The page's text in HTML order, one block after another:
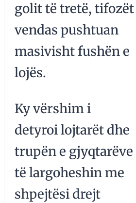
golit të tretë, tifozët
vendas pushtuan
masivisht fushën e
lojës.
Ky vërshim i
detyroi lojtarët dhe
trupën e gjyqtarëve
të largoheshin me
shpejtësi drejt